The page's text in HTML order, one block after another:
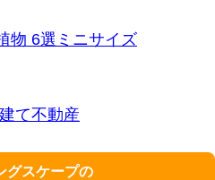
物 6選 ミニサイズ
て不動産
グスケープの